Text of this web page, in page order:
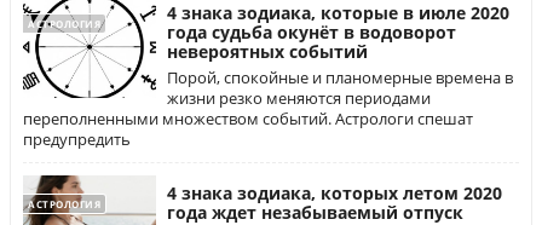
АСТРОЛОГИЯ
4 знака зодиака, которые в июле 2020
года судьба окунёт в водоворот
невероятных событий
Порой, спокойные и планомерные времена в
жизни резко меняются периодами
переполненными множеством событий. Астрологи спешат
предупредить
АСТРОЛОГИЯ
4 знака зодиака, которых летом 2020
года ждет незабываемый отпуск